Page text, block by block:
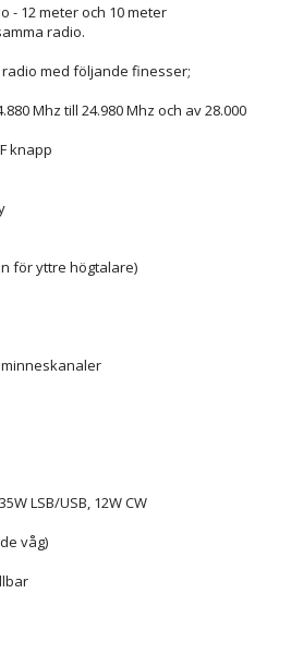
- 12 meter och 10 meter
radio.
radio med följande finesser;
Mhz till 24.980 Mhz och av 28.000
knapp
för yttre högtalare)
LSB/USB, 12W CW
våg)